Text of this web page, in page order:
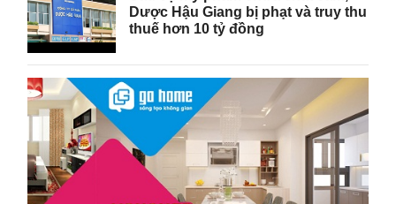
Dược Hậu Giang bị phạt và truy thu
thuế hơn 10 tỷ đồng